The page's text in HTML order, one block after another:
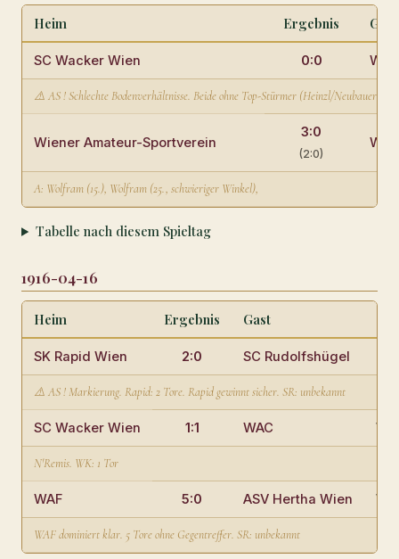
Heim Ergebnis Gast
SC Wacker Wien 0:0 WAF
⚠️ AS ! Schlechte Bodenverhältnisse. Beide ohne Top-Stürmer (Heinzl/Neubauer
Wiener Amateur-Sportverein
3:0
(2:0)
A: Wolfram (15.), Wolfram (25., schwieriger Winkel),
Tabelle nach diesem Spieltag
1916-04-16
Heim Ergebnis Gast
SK Rapid Wien 2:0 SC Rudolfshügel
⚠️ AS ! Markierung. Rapid: 2 Tore. Rapid gewinnt sicher. SR: unbekannt
SC Wacker Wien 1:1 WAC
N'Remis. WK: 1 Tor
WAF 5:0 ASV Hertha Wien
WAF dominiert klar. 5 Tore ohne Gegentreffer. SR: unbekannt